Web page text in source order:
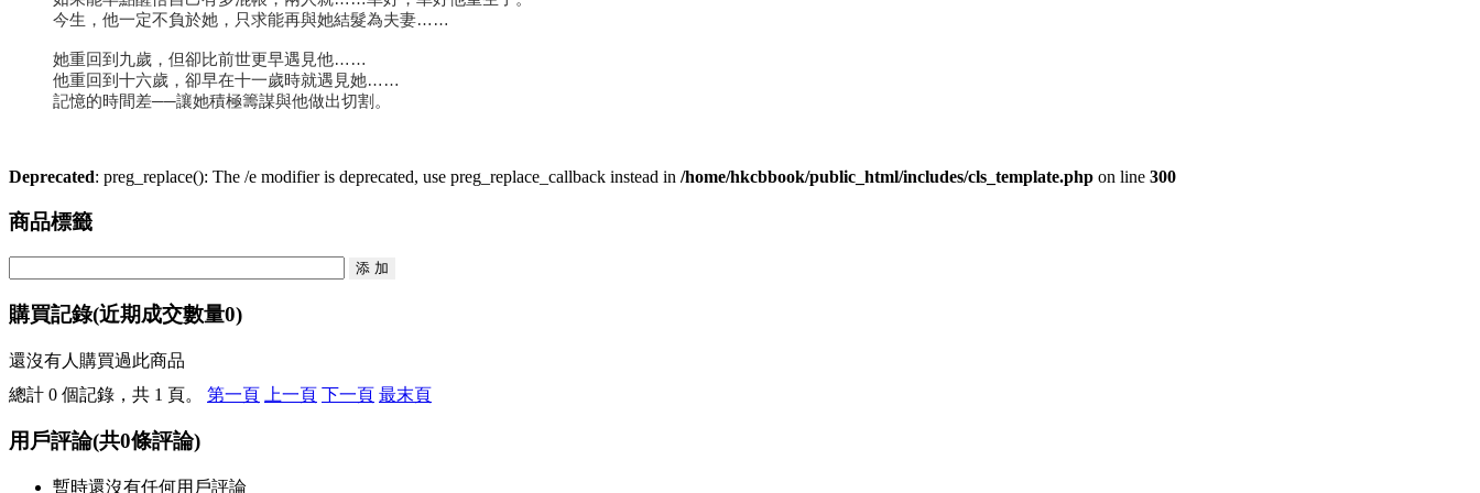
今生，他一定不負於她，只求能再與她結髮為夫妻……
她重回到九歲，但卻比前世更早遇見他……
他重回到十六歲，卻早在十一歲時就遇見她……
記憶的時間差──讓她積極籌謀與他做出切割。
Deprecated: preg_replace(): The /e modifier is deprecated, use preg_replace_callback instead in /home/hkcbbook/public_html/includes/cls_template.php on line 300
商品標籤
購買記錄(近期成交數量0)
還沒有人購買過此商品
總計 0 個記錄，共 1 頁。 第一頁 上一頁 下一頁 最末頁
用戶評論(共0條評論)
暫時還沒有任何用戶評論